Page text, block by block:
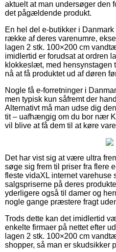
aktuelt at man undersøger den
det pågældende produkt.
En hel del e-butikker i
række af deres varenumre,
lagen 2 stk. 100×200 cm
imidlertid er forudsat at ordren
klokkeslæt, med hensynstagen
nå at få produktet ud af døren
Nogle få e-forretninger i
men typisk kun såfremt der
Alternativt må man udse dig
tit – uafhængig om du bor nær
vil blive at få dem til at køre
Det har vist sig at være ultra
søge sig frem til priser fra flere
fleste vidaXL internet
salgspriserne på deres
yderligere også til damer og
nogle gange præstere fragt
Trods dette kan det imidlertid
enkelte firmaer på nettet efter
lagen 2 stk. 100×200 cm
shopper, så man er skudsikker